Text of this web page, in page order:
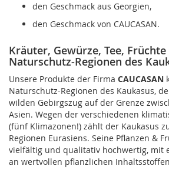
den Geschmack aus Georgien,
den Geschmack von CAUCASAN.
Kräuter, Gewürze, Tee,
Naturschutz-Regionen des
Unsere Produkte der Firma CAUCASAN
Naturschutz-Regionen des Kaukasus,
wilden Gebirgszug auf der Grenze
Asien. Wegen der verschiedenen
(fünf Klimazonen!) zählt der Kaukasus
Regionen Eurasiens. Seine Pflanzen &
vielfältig und qualitativ hochwertig, mit
an wertvollen pflanzlichen